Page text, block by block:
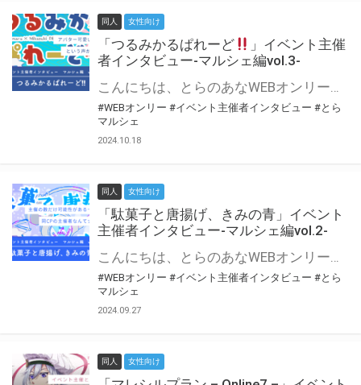
同人 女性向け
「つるみかるぱれーど
」イベント主催
者インタビュー-マルシェ編vol.3-
こんにちは、とらのあなWEBオンリー運営スタッフです。 新たにお届けする、イベント主催者インタビュー-マルシェ編-は、 とらのあなWEBオンリー「マルシェ」をご利用した主催様に 「マルシェ」を使って開催した感想や心がけをお聞きする企画です。 今回は、WEBオンリー初開催「つるみかるぱれーど
#WEBオンリー #イベント主催者インタビュー #とら
マルシェ
2024.10.18
同人 女性向け
「駄菓子と唐揚げ、きみの青」イベント
主催者インタビュー-マルシェ編vol.2-
こんにちは、とらのあなWEBオンリー運営スタッフです。 新たにお届けする、イベント主催者インタビュー-マルシェ編-は、 とらのあなWEBオンリー「マルシェ」をご利用の主催様に 「マルシェ」を使ってイベントを開催した感想や心がけをお聞きする企画です。 今回は、WEBオンリー初開催「駄菓子と唐揚げ、きみの青」より、 主催のぎこ六屋様にお話を伺いました。 協力：ぎこ六屋様／イベント公式Twitter（@krkgwks） とらのあなWEBオンリー「マルシェ」とは？ WEBオンリーでリアルタイムでコミュニケーションがとれるオンライン会場です。
#WEBオンリー #イベント主催者インタビュー #とら
マルシェ
2024.09.27
同人 女性向け